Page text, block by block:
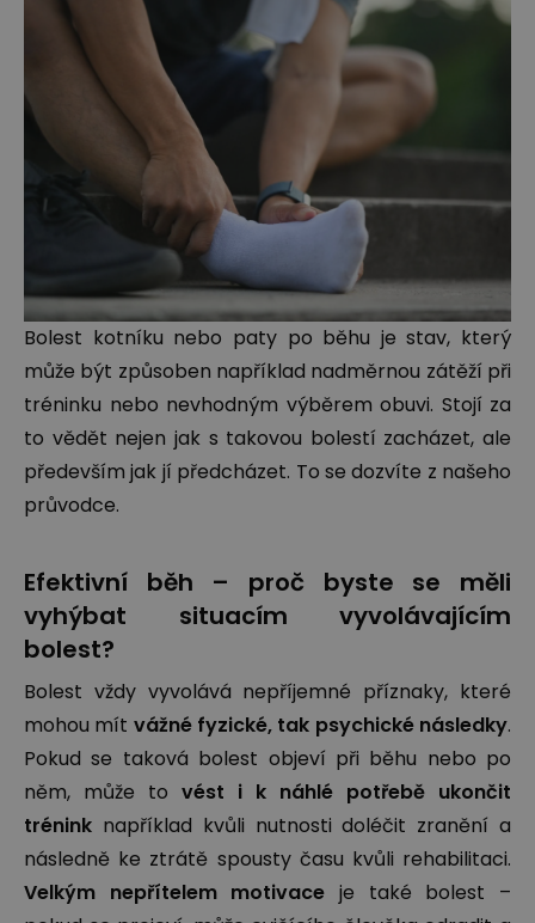
Bolest kotníku nebo paty po běhu je stav, který
může být způsoben například nadměrnou zátěží při
tréninku nebo nevhodným výběrem obuvi. Stojí za
to vědět nejen jak s takovou bolestí zacházet, ale
především jak jí předcházet. To se dozvíte z našeho
průvodce.
Efektivní běh – proč byste se měli
vyhýbat situacím vyvolávajícím
bolest?
Bolest vždy vyvolává nepříjemné příznaky, které
mohou mít vážné fyzické, tak psychické následky.
Pokud se taková bolest objeví při běhu nebo po
něm, může to vést i k náhlé potřebě ukončit
trénink například kvůli nutnosti doléčit zranění a
následně ke ztrátě spousty času kvůli rehabilitaci.
Velkým nepřítelem motivace je také bolest –